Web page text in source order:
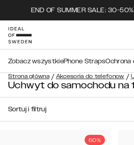
END OF SUMMER SALE: 30-
Strona główna / Akcesoria do telefonow /
Zobacz wszystkiePhone StrapsOchrona
Uchwyt do samochodu na
Sortuj i filtruj
50%